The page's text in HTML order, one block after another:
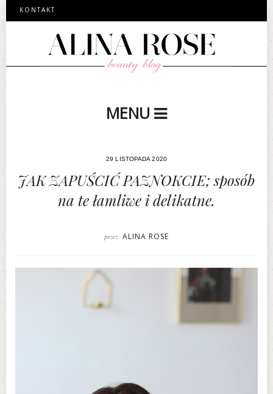
KONTAKT
MENU
29 LISTOPADA 2020
JAK ZAPUŚCIĆ PAZNOKCIE; sposób
na te łamliwe i delikatne.
przez ALINA ROSE